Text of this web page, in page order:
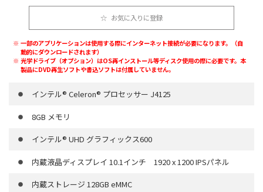
お気に入りに登録
一部のアプリケーションは使用する際にインターネット接続が必要になります。（自
動的にダウンロードされます）
光学ドライブ（オプション）はOS再インストール等ディスク使用の際に必要です。本
製品にDVD再生ソフトや書込ソフトは付属していません。
インテル® Celeron® プロセッサー J4125
8GB メモリ
インテル® UHD グラフィックス600
内蔵液晶ディスプレイ 10.1インチ 1920 x 1200 IPSパネル
内蔵ストレージ 128GB eMMC